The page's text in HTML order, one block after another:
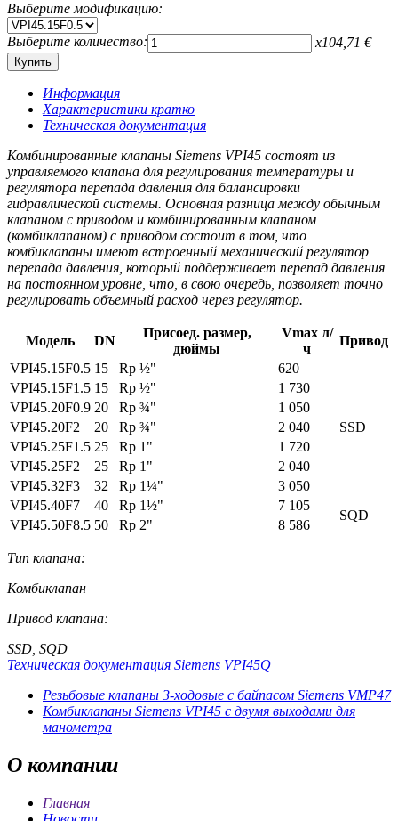
Выберите модификацию:
Выберите количество: x104,71 €
Информация
Характеристики кратко
Техническая документация
Комбинированные клапаны Siemens VPI45 состоят из
управляемого клапана для регулирования температуры и
регулятора перепада давления для балансировки
гидравлической системы. Основная разница между обычным
клапаном с приводом и комбинированным клапаном
(комбиклапаном) с приводом состоит в том, что
комбиклапаны имеют встроенный механический регулятор
перепада давления, который поддерживает перепад давления
на постоянном уровне, что, в свою очередь, позволяет точно
регулировать объемный расход через регулятор.
Модель DN
Присоед. размер,
дюймы
Vmax л/
ч
Привод
VPI45.15F0.5 15 Rp ½" 620
SSD
VPI45.15F1.5 15 Rp ½"
1 730
VPI45.20F0.9 20 Rp ¾"
1 050
VPI45.20F2
20 Rp ¾"
2 040
VPI45.25F1.5 25 Rp 1"
1 720
VPI45.25F2
25 Rp 1"
2 040
VPI45.32F3
32 Rp 1¼"
3 050
VPI45.40F7
40 Rp 1½" 7 105
SQD
VPI45.50F8.5 50 Rp 2" 8 586
Тип клапана:
Комбиклапан
Привод клапана:
SSD, SQD
Техническая документация Siemens VPI45Q
Резьбовые клапаны 3-ходовые c байпасом Siemens VMP47
Комбиклапаны Siemens VPI45 с двумя выходами для
манометра
О компании
Главная